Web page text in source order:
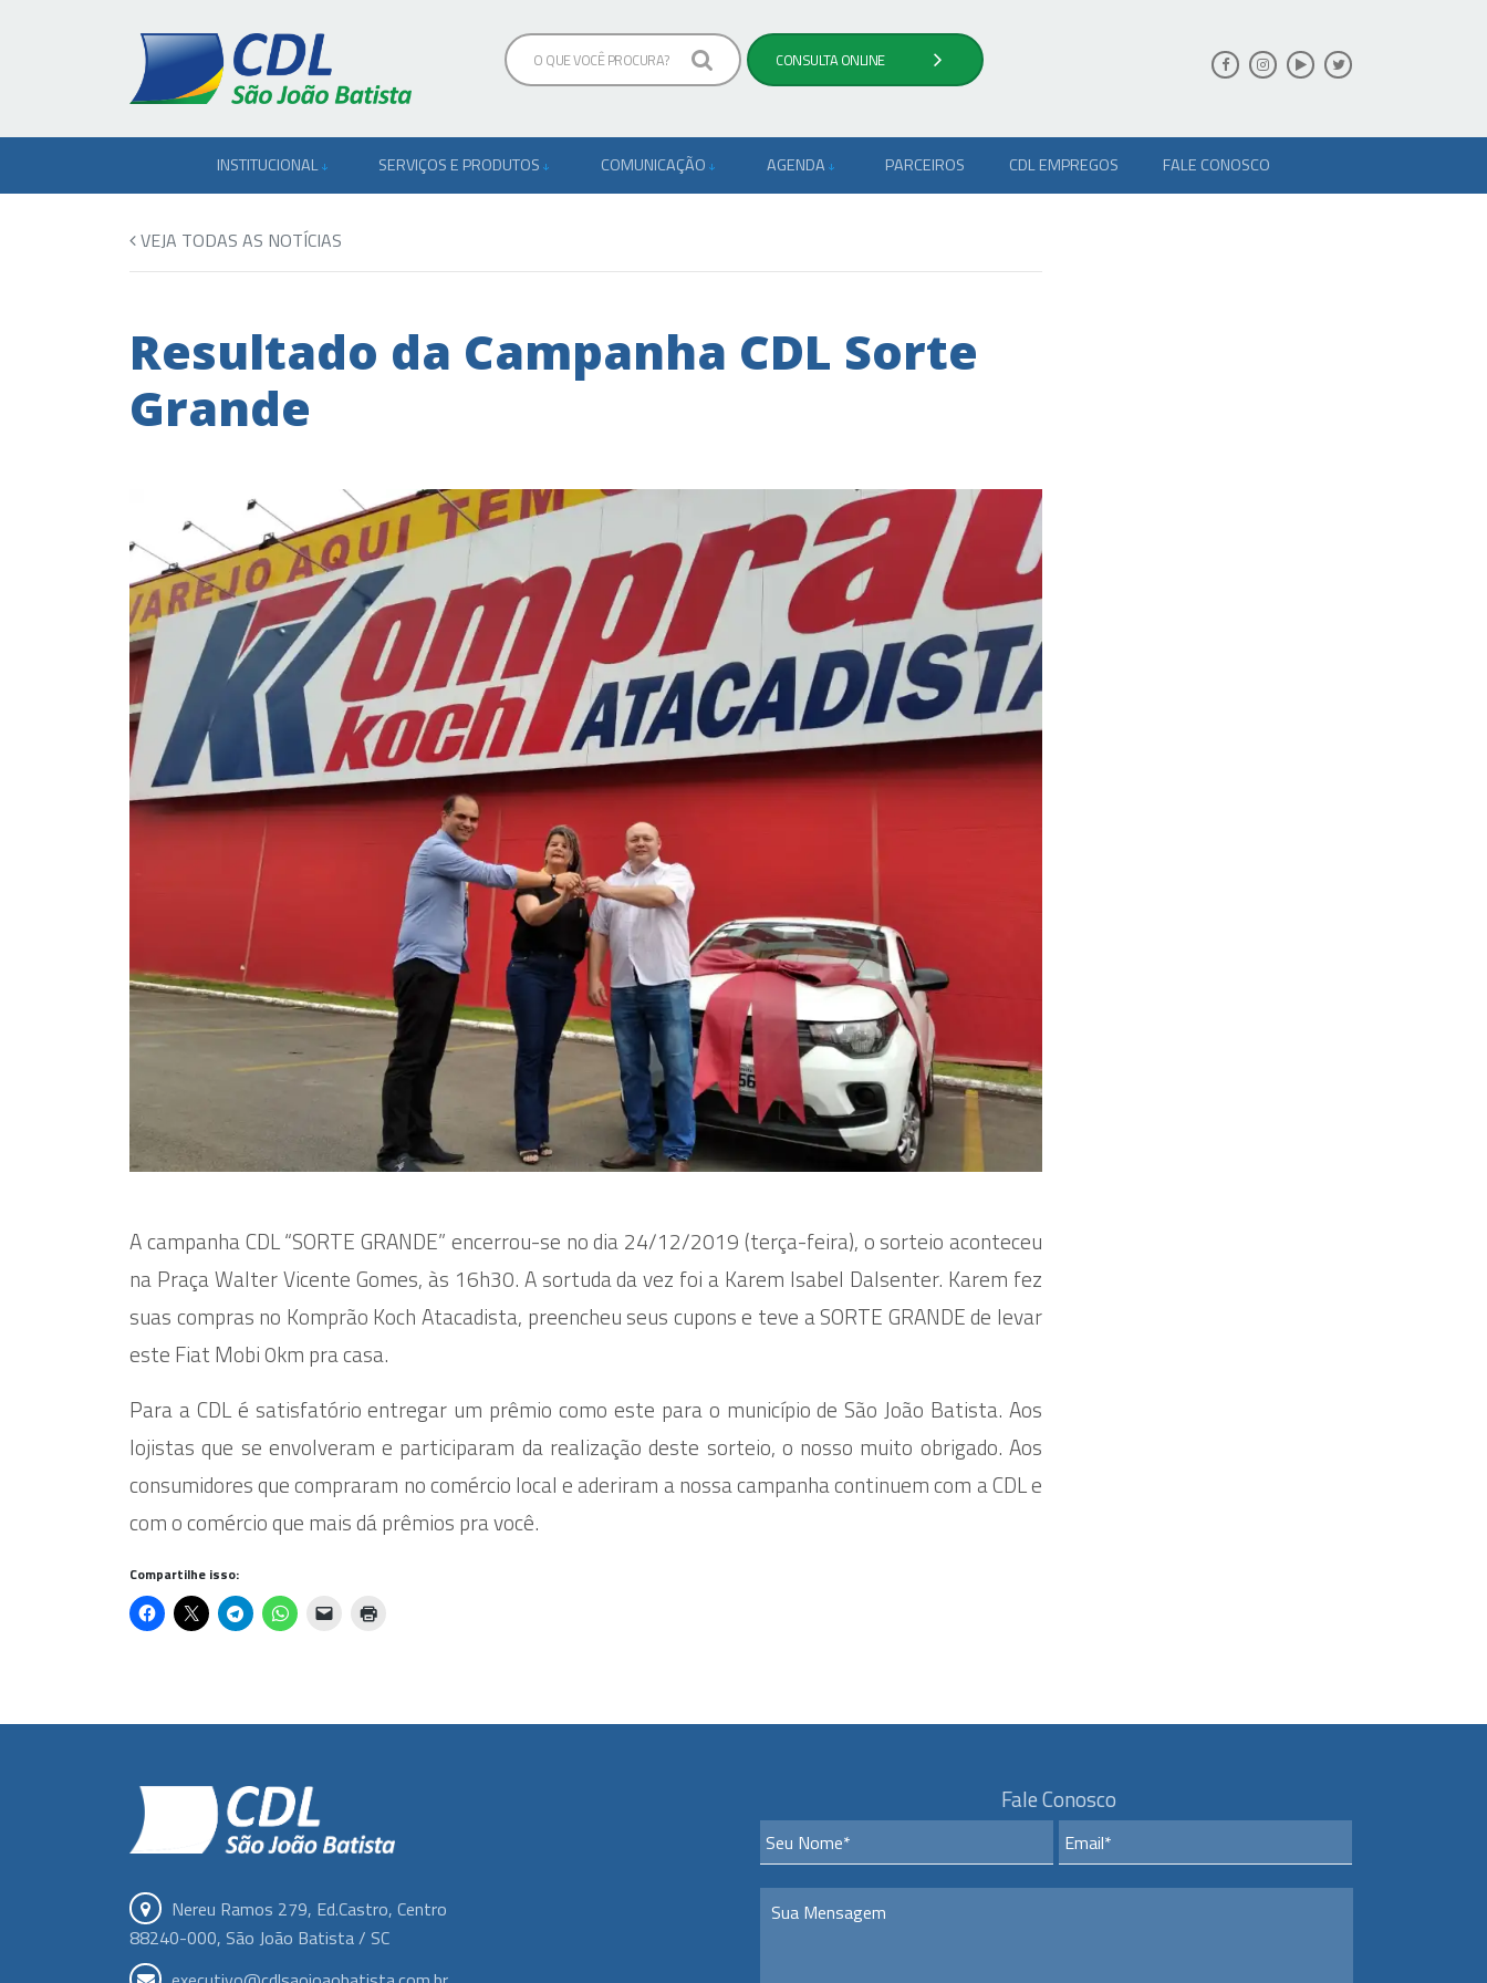
INSTITUCIONAL SERVIÇOS E PRODUTOS COMUNICAÇÃO AGENDA PARCEIROS CDL EMPREGOS FALE CONOSCO
VEJA TODAS AS NOTÍCIAS
Resultado da Campanha CDL Sorte
Grande
A campanha CDL “SORTE GRANDE” encerrou-se no dia 24/12/2019 (terça-feira), o sorteio aconteceu
na Praça Walter Vicente Gomes, às 16h30. A sortuda da vez foi a Karem Isabel Dalsenter. Karem fez
suas compras no Komprão Koch Atacadista, preencheu seus cupons e teve a SORTE GRANDE de levar
este Fiat Mobi 0km pra casa.
Para a CDL é satisfatório entregar um prêmio como este para o município de São João Batista. Aos
lojistas que se envolveram e participaram da realização deste sorteio, o nosso muito obrigado. Aos
consumidores que compraram no comércio local e aderiram a nossa campanha continuem com a CDL e
com o comércio que mais dá prêmios pra você.
Compartilhe isso:
Nereu Ramos 279, Ed.Castro, Centro
88240-000, São João Batista / SC
Fale Conosco